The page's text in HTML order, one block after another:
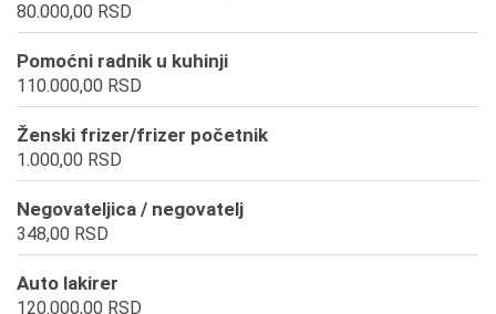
80.000,00 RSD
Pomoćni radnik u kuhinji
110.000,00 RSD
Ženski frizer/frizer početnik
1.000,00 RSD
Negovateljica / negovatelj
348,00 RSD
Auto lakirer
120.000,00 RSD